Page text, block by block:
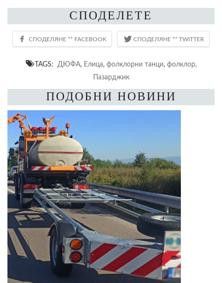
СПОДЕЛЕТЕ
TAGS: ДЮФА, Елица, фолклорни танци, фолклор,
Пазарджик
ПОДОБНИ НОВИНИ